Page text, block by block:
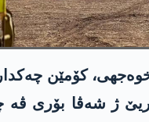
کۆمێن
ژ شەڤا بۆری ڤە